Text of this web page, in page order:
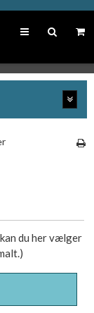
du her vælger